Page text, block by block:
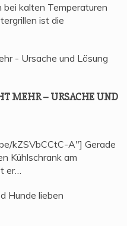
bei kalten Temperaturen
ist die
MEHR – URSA­CHE UND
kZSVbCCtC-A"] Gerade
Kühlschrank am
er…